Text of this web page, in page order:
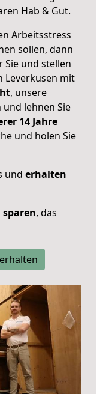
Hab & Gut.
Arbeitsstress
sollen, dann
und stellen
Leverkusen mit
, unsere
lehnen Sie
14 Jahre
und holen Sie
und erhalten
sparen, das